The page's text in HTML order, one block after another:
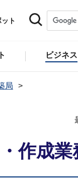
ト
ビジネス
局
作成